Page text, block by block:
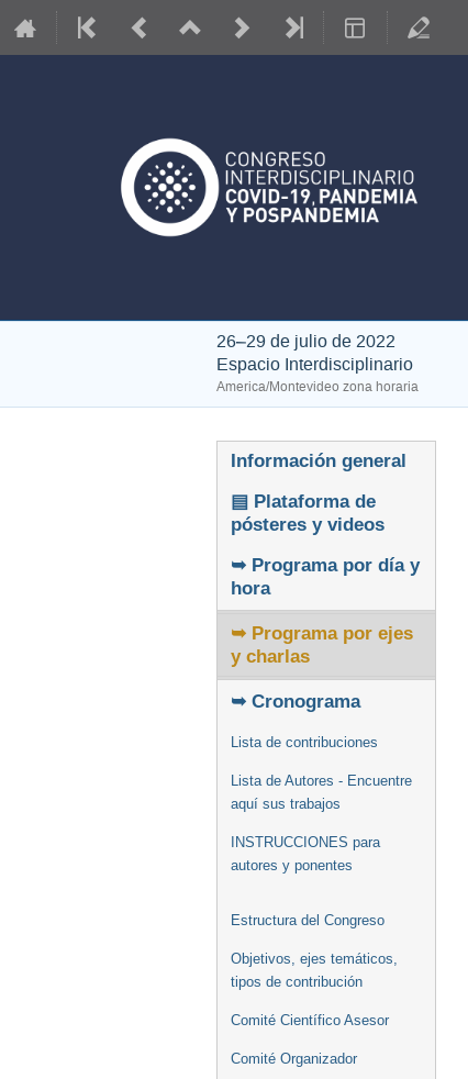
26–29 de julio de 2022
Espacio Interdisciplinario
America/Montevideo zona horaria
Event
menu
Información general
▤ Plataforma de
pósteres y videos
➥ Programa por día y
hora
➥ Programa por ejes
y charlas
➥ Cronograma
Lista de contribuciones
Lista de Autores - Encuentre
aquí sus trabajos
INSTRUCCIONES para
autores y ponentes
Estructura del Congreso
Objetivos, ejes temáticos,
tipos de contribución
Comité Científico Asesor
Comité Organizador